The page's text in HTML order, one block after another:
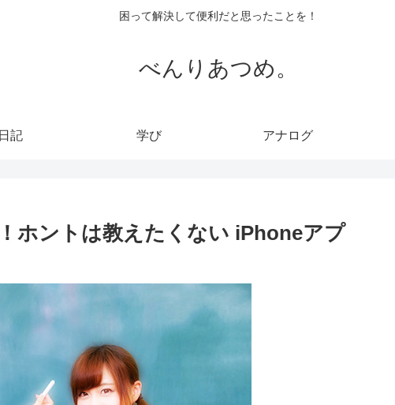
困って解決して便利だと思ったことを！
べんりあつめ。
日記 学び アナログ
ホントは教えたくない iPhoneアプ